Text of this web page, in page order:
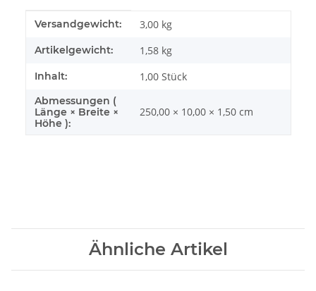
Produkteigenschaft
Wert
Versandgewicht: 3,00 kg
Artikelgewicht: 1,58 kg
Inhalt: 1,00 Stück
Abmessungen (
Länge × Breite ×
Höhe ):
250,00 × 10,00 × 1,50 cm
Ähnliche Artikel